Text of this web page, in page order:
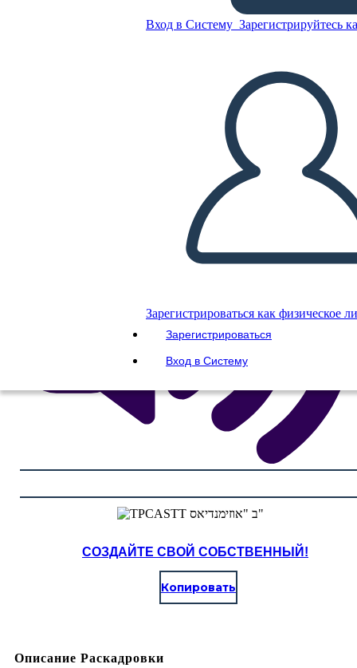
Вход в Систему Зарегистрируйтесь
Зарегистрироваться как физическое
Зарегистрироваться
Вход в Систему
СОЗДАТЬ РАСКАДРОВКУ
ВОСПРОИЗВЕСТИ СЛАЙД-ШОУ
ПОЧИТАЙ МНЕ
СОЗДАЙТЕ СВОЙ СОБСТВЕННЫЙ!
Копировать
Описание Раскадровки